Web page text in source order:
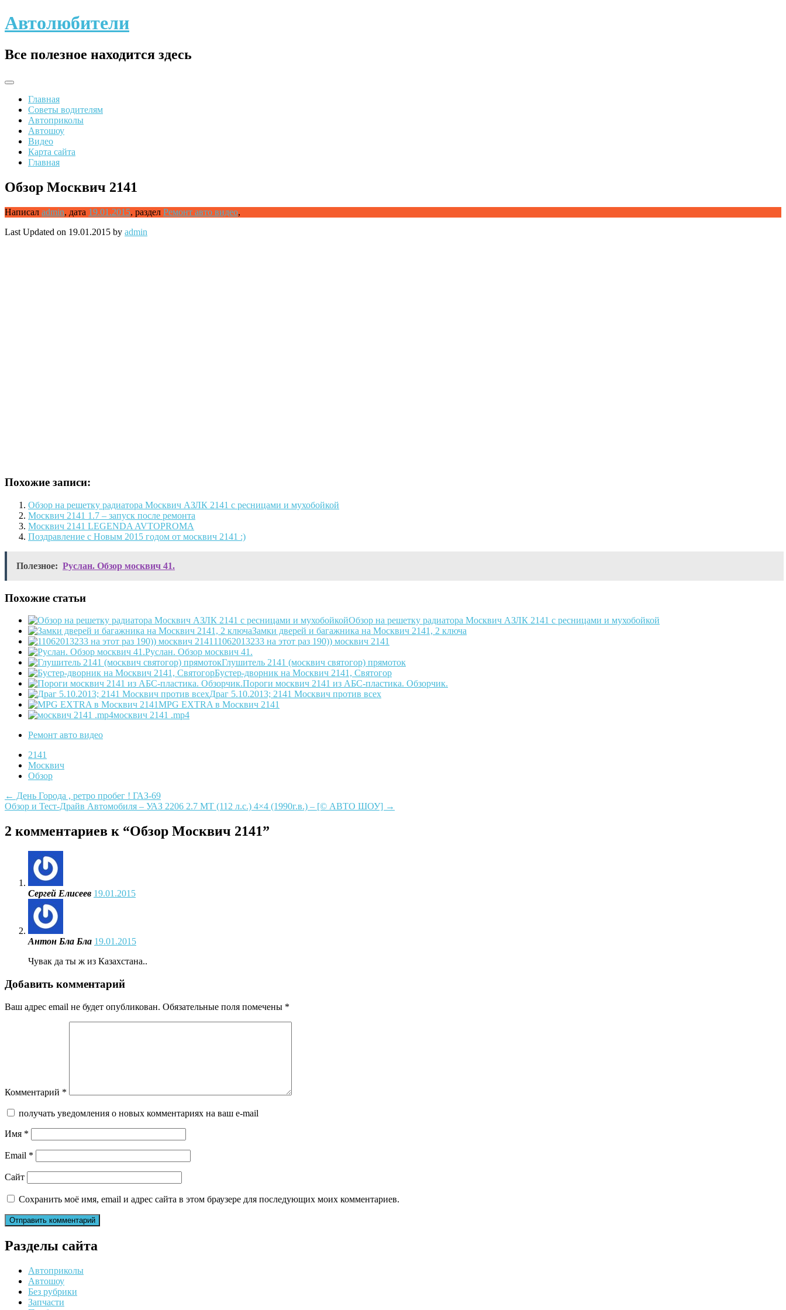
Skip
to
Автолюбители
Все полезное находится здесь
Главная
Советы водителям
Автоприколы
Автошоу
Видео
Карта сайта
Главная
Обзор Москвич 2141
Написал admin, дата 19.01.2015, раздел Ремонт авто видео,
Last Updated on 19.01.2015 by admin
Похожие записи:
Обзор на решетку радиатора Москвич АЗЛК 2141 с ресницами и мухобойкой
Москвич 2141 1.7 – запуск после ремонта
Москвич 2141 LEGENDA AVTOPROMA
Поздравление с Новым 2015 годом от москвич 2141 :)
Полезное: Руслан. Обзор москвич 41.
Похожие статьи
Обзор на решетку радиатора Москвич АЗЛК 2141 с ресницами и мухобойкой
Замки дверей и багажника на Москвич 2141, 2 ключа
11062013233 на этот раз 190)) москвич 2141
Руслан. Обзор москвич 41.
Глушитель 2141 (москвич святогор) прямоток
Бустер-дворник на Москвич 2141, Святогор
Пороги москвич 2141 из АБС-пластика. Обзорчик.
Драг 5.10.2013; 2141 Москвич против всех
MPG EXTRA в Москвич 2141
москвич 2141 .mp4
Ремонт авто видео
2141
Москвич
Обзор
Post
navigation
← День Города , ретро пробег ! ГАЗ-69
Обзор и Тест-Драйв Автомобиля – УАЗ 2206 2.7 MT (112 л.с.) 4×4 (1990г.в.) – [© АВТО ШОУ] →
2 комментариев к “Обзор Москвич 2141”
Сергей Елисеев 19.01.2015
Антон Бла Бла 19.01.2015
Чувак да ты ж из Казахстана..
Добавить комментарий
Ваш адрес email не будет опубликован. Обязательные поля помечены *
Комментарий *
получать уведомления о новых комментариях на ваш e-mail
Имя *
Email *
Сайт
Сохранить моё имя, email и адрес сайта в этом браузере для последующих моих комментариев.
Разделы сайта
Автоприколы
Автошоу
Без рубрики
Запчасти